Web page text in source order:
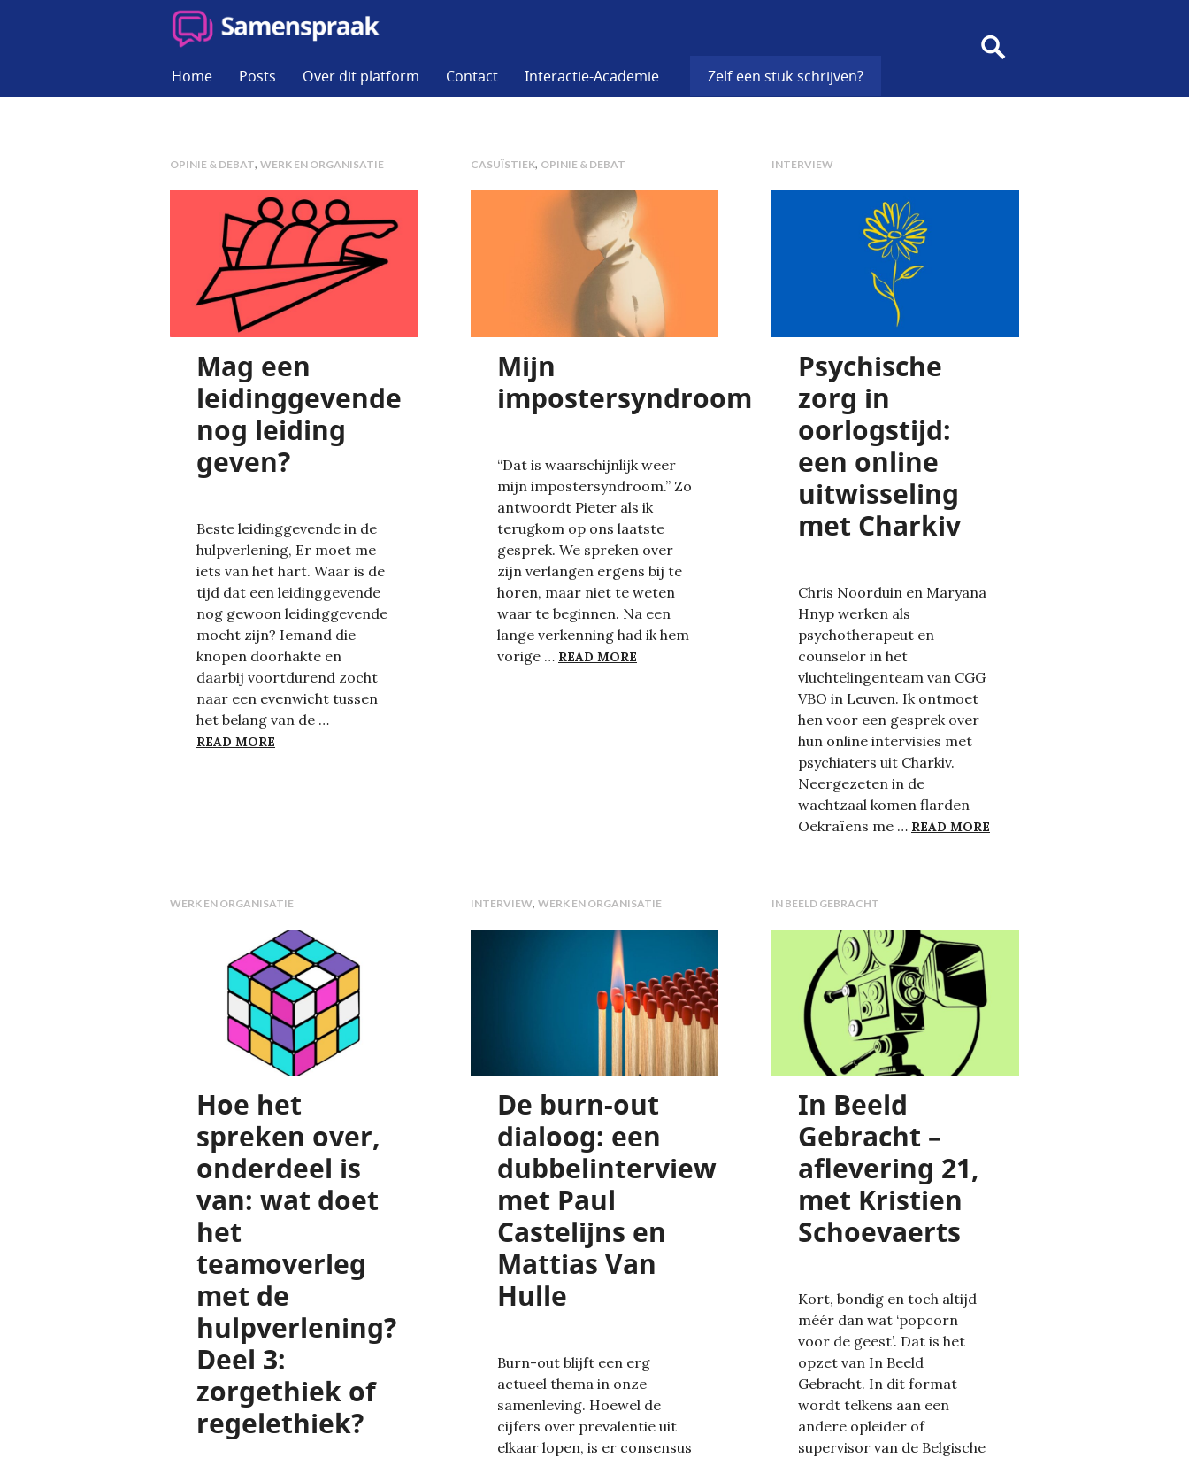
SAMENSPRAAK
Home Posts Over dit platform Contact Interactie-Academie Zelf een stuk schrijven?
OPINIE & DEBAT, WERK EN ORGANISATIE
Mag een
leidinggevende
nog leiding
geven?
Beste leidinggevende in de
hulpverlening, Er moet me
iets van het hart. Waar is de
tijd dat een leidinggevende
nog gewoon leidinggevende
mocht zijn? Iemand die
knopen doorhakte en
daarbij voortdurend zocht
naar een evenwicht tussen
het belang van de …
READ MORE
CASUÏSTIEK, OPINIE & DEBAT
Mijn
impostersyndroom
“Dat is waarschijnlijk weer
mijn impostersyndroom.” Zo
antwoordt Pieter als ik
terugkom op ons laatste
gesprek. We spreken over
zijn verlangen ergens bij te
horen, maar niet te weten
waar te beginnen. Na een
lange verkenning had ik hem
vorige … READ MORE MIJN IMPOSTERSYNDROOM
INTERVIEW
Psychische
zorg in
oorlogstijd:
een online
uitwisseling
met Charkiv
Chris Noorduin en Maryana
Hnyp werken als
psychotherapeut en
counselor in het
vluchtelingenteam van CGG
VBO in Leuven. Ik ontmoet
hen voor een gesprek over
hun online intervisies met
psychiaters uit Charkiv.
Neergezeten in de
wachtzaal komen flarden
Oekraïens me … READ MORE
WERK EN ORGANISATIE
Hoe het
spreken over,
onderdeel is
van: wat doet
het
teamoverleg
met de
hulpverlening?
Deel 3:
zorgethiek of
regelethiek?
INTERVIEW, WERK EN ORGANISATIE
De burn-out
dialoog: een
dubbelinterview
met Paul
Castelijns en
Mattias Van
Hulle
Burn-out blijft een erg
actueel thema in onze
samenleving. Hoewel de
cijfers over prevalentie uit
elkaar lopen, is er consensus
IN BEELD GEBRACHT
In Beeld
Gebracht –
aflevering 21,
met Kristien
Schoevaerts
Kort, bondig en toch altijd
méér dan wat ‘popcorn
voor de geest’. Dat is het
opzet van In Beeld
Gebracht. In dit format
wordt telkens aan een
andere opleider of
supervisor van de Belgische